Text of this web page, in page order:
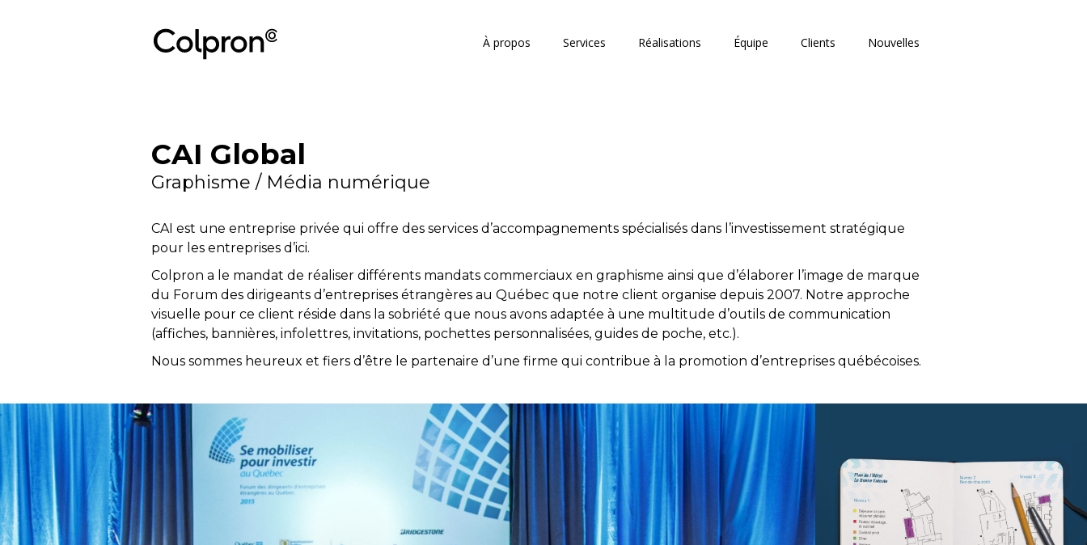
À propos Services Réalisations Équipe Clients Nouvelles
CAI Global
Graphisme / Média numérique
CAI est une entreprise privée qui offre des services d’accompagnements spécialisés dans l’investissement stratégique
pour les entreprises d’ici.
Colpron a le mandat de réaliser différents mandats commerciaux en graphisme ainsi que d’élaborer l’image de marque
du Forum des dirigeants d’entreprises étrangères au Québec que notre client organise depuis 2007. Notre approche
visuelle pour ce client réside dans la sobriété que nous avons adaptée à une multitude d’outils de communication
(affiches, bannières, infolettres, invitations, pochettes personnalisées, guides de poche, etc.).
Nous sommes heureux et fiers d’être le partenaire d’une firme qui contribue à la promotion d’entreprises québécoises.